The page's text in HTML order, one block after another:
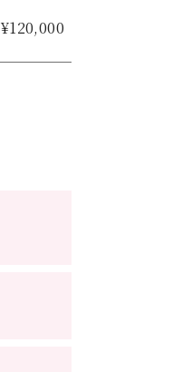
¥120,000